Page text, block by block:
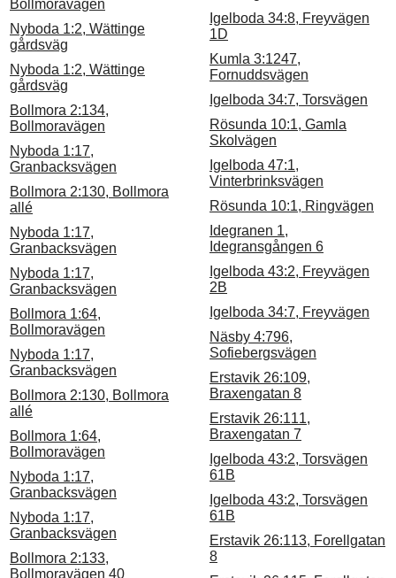
Bollmoravägen
Nyboda 1:2, Wättinge
gårdsväg
Nyboda 1:2, Wättinge
gårdsväg
Bollmora 2:134,
Bollmoravägen
Nyboda 1:17,
Granbacksvägen
Bollmora 2:130, Bollmora
allé
Nyboda 1:17,
Granbacksvägen
Nyboda 1:17,
Granbacksvägen
Bollmora 1:64,
Bollmoravägen
Nyboda 1:17,
Granbacksvägen
Bollmora 2:130, Bollmora
allé
Bollmora 1:64,
Bollmoravägen
Nyboda 1:17,
Granbacksvägen
Nyboda 1:17,
Granbacksvägen
Bollmora 2:133,
Bollmoravägen 40
Igelboda 34:8, Freyvägen
1D
Kumla 3:1247,
Fornuddsvägen
Igelboda 34:7, Torsvägen
Rösunda 10:1, Gamla
Skolvägen
Igelboda 47:1,
Vinterbrinksvägen
Rösunda 10:1, Ringvägen
Idegranen 1,
Idegransgången 6
Igelboda 43:2, Freyvägen
2B
Igelboda 34:7, Freyvägen
Näsby 4:796,
Sofiebergsvägen
Erstavik 26:109,
Braxengatan 8
Erstavik 26:111,
Braxengatan 7
Igelboda 43:2, Torsvägen
61B
Igelboda 43:2, Torsvägen
61B
Erstavik 26:113, Forellgatan
8